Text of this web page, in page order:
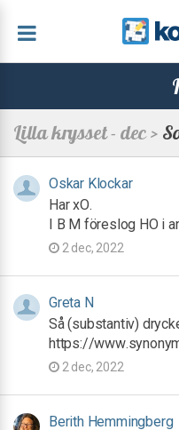
Lilla krysset - dec >
Oskar Klockar
Har xO.
I B M föreslog HO i
2 dec, 2022
Greta N
Så (substantiv)
https://
2 dec, 2022
Berith Hemmingberg